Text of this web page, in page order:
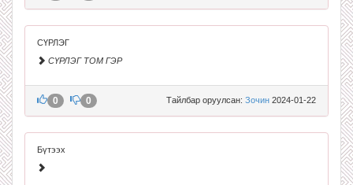
СҮРЛЭГ
СҮРЛЭГ ТОМ ГЭР
Тайлбар оруулсан: Зочин 2024-01-22
0 0
Бүтээх